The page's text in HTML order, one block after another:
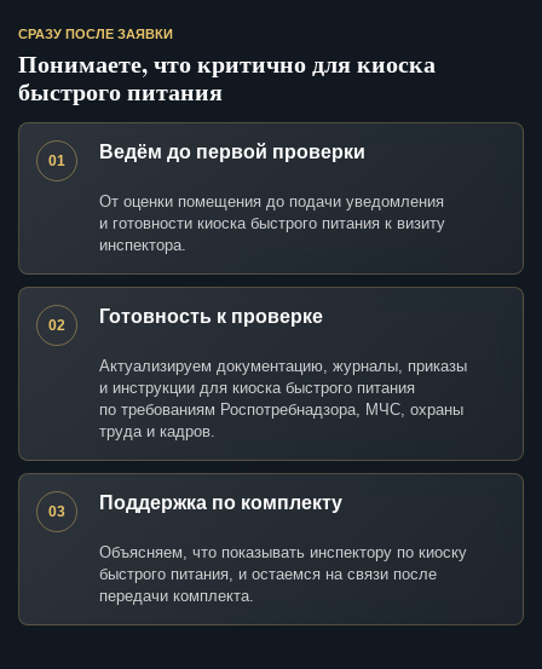
СРАЗУ ПОСЛЕ ЗАЯВКИ
Понимаете, что критично для киоска
быстрого питания
01 Ведём до первой проверки
От оценки помещения до подачи уведомления
и готовности киоска быстрого питания к визиту
инспектора.
02 Готовность к проверке
Актуализируем документацию, журналы, приказы
и инструкции для киоска быстрого питания
по требованиям Роспотребнадзора, МЧС, охраны
труда и кадров.
03 Поддержка по комплекту
Объясняем, что показывать инспектору по киоску
быстрого питания, и остаемся на связи после
передачи комплекта.